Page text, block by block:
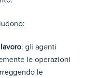
: gli agenti
le operazioni
le